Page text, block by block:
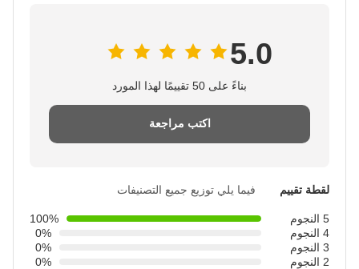
5.0
بناءً على 50 تقييمًا لهذا المورد
اكتب مراجعة
لقطة تقييم فيما يلي توزيع جميع التصنيفات
5 النجوم
100%
4 النجوم
0%
3 النجوم
0%
2 النجوم
0%